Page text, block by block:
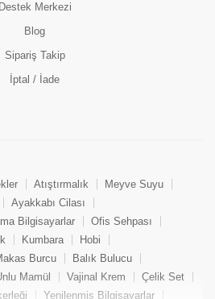
Destek Merkezi
Blog
Sipariş Takip
İptal / İade
Atıştırmalık
Meyve Suyu
Ayakkabı Cilası
Bilgisayarlar
Ofis Sehpası
Kumbara
Hobi
Burcu
Balık Bulucu
Mamül Vajinal Krem
Çelik Set
Yenilenmiş Bilgisayarlar